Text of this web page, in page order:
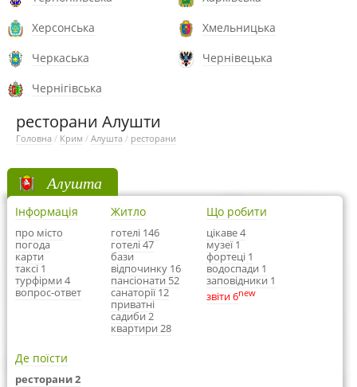
Херсонська
Хмельницька
Черкаська
Чернівецька
Чернігівська
ресторани Алушти
Головна / Крим / Алушта / ресторани
Алушта
Інформація
про місто
погода
карти
таксі 1
турфірми 4
вопрос-ответ
Житло
готелі 146
готелі 47
бази
відпочинку 16
пансіонати 52
санаторії 12
приватні
садиби 2
квартири 28
Що робити
цікаве 4
музеї 1
фортеці 1
водоспади 1
заповідники 1
звіти 6new
Де поїсти
ресторани 2